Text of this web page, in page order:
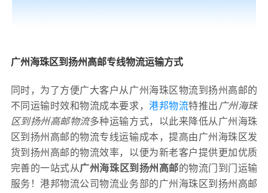
广州海珠区到扬州高邮专线物流运输方式
同时，为了方便广大客户从广州海珠区物流到扬州高邮的
不同运输时效和物流成本要求，港邦物流特推出 广州海珠
区到扬州高邮物流多种运输方式，以此来降低从广州海珠
区到扬州高邮的物流专线运输成本，提高由广州海珠区发
货到扬州高邮的物流效率，以便为新老客户提供更加优质
完善的一站式从广州海珠区到扬州高邮的物流门到门运输
服务！港邦物流公司物流业务部的广州海珠区到扬州高邮